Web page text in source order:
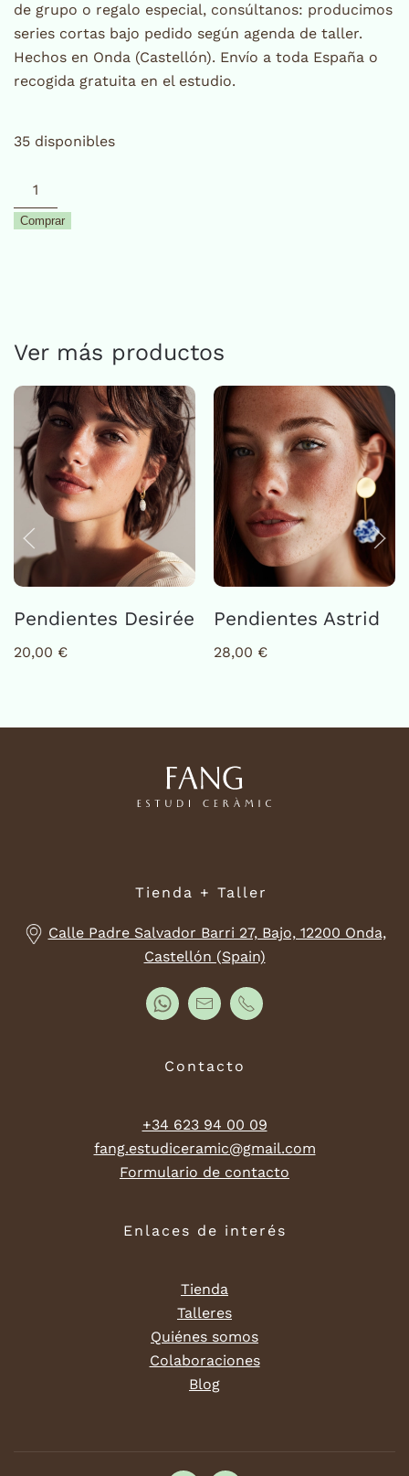
de grupo o regalo especial, consúltanos: producimos
series cortas bajo pedido según agenda de taller.
Hechos en Onda (Castellón). Envío a toda España o
recogida gratuita en el estudio.
35 disponibles
Pendientes
Botó
mini
Comprar
Ver más productos
Pendientes Desirée
20,00 €
Pendientes Astrid
28,00 €
Tienda + Taller
Calle Padre Salvador Barri 27, Bajo, 12200 Onda,
Castellón (Spain)
Contacto
+34 623 94 00 09
fang.estudiceramic@gmail.com
Formulario de contacto
Enlaces de interés
Tienda
Talleres
Quiénes somos
Colaboraciones
Blog